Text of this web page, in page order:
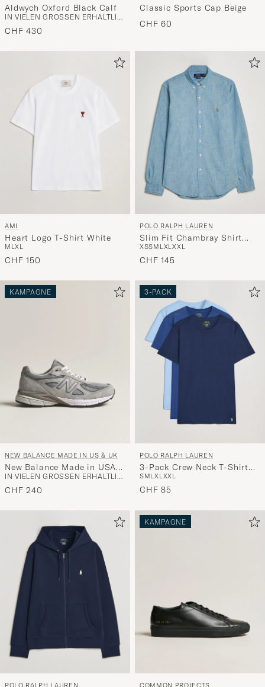
Aldwych Oxford Black Calf
IN VIELEN GRÖSSEN ERHÄLTLICH
CHF 430
Classic Sports Cap Beige
CHF 60
AMI
Heart Logo T-Shirt White
M LXL
CHF 150
POLO RALPH LAUREN
Slim Fit Chambray Shirt
Washed
XSSM LXLXXL
CHF 145
KAMPAGNE
NEW BALANCE MADE IN US & UK
New Balance Made in USA
990v4 Sneakers Grey
IN VIELEN GRÖSSEN ERHÄLTLICH
CHF 240
3-PACK
POLO RALPH LAUREN
3-Pack Crew Neck T-Shirt
Navy/Light Navy/Elite Blue
SMLXLXXL
CHF 85
POLO RALPH LAUREN
KAMPAGNE
COMMON PROJECTS